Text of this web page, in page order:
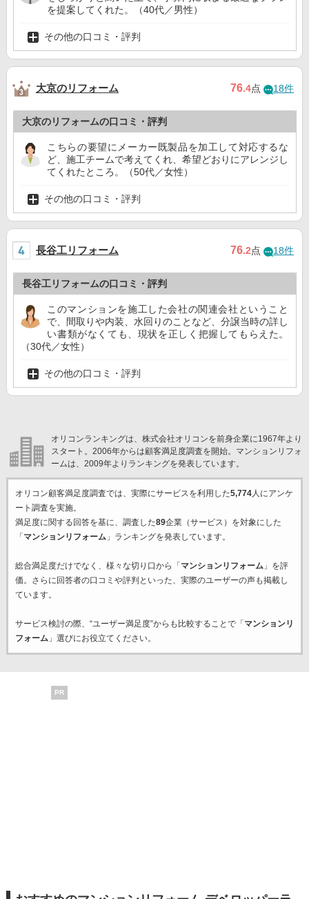
を提案してくれた。（40代／男性）
その他の口コミ・評判
大京のリフォーム 76.4点 18件
大京のリフォームの口コミ・評判
こちらの要望にメーカー既製品を加工して対応するな
ど、施工チームで考えてくれ、希望どおりにアレンジし
てくれたところ。（50代／女性）
その他の口コミ・評判
長谷工リフォーム 76.2点 18件
長谷工リフォームの口コミ・評判
このマンションを施工した会社の関連会社ということ
で、間取りや内装、水回りのことなど、分譲当時の詳し
い書類がなくても、現状を正しく把握してもらえた。
（30代／女性）
その他の口コミ・評判
オリコンランキングは、株式会社オリコンを前身企業に1967年より
スタート。2006年からは顧客満足度調査を開始。マンションリフォ
ームは、2009年よりランキングを発表しています。
オリコン顧客満足度調査では、実際にサービスを利用した5,774人にアンケ
ート調査を実施。
満足度に関する回答を基に、調査した89企業（サービス）を対象にした
「 マンションリフォーム」ランキングを発表しています。
総合満足度だけでなく、様々な切り口から「 マンションリフォーム」を評
価。さらに回答者の口コミや評判といった、実際のユーザーの声も掲載し
ています。
サービス検討の際、“ユーザー満足度”からも比較することで「 マンションリ
フォーム」選びにお役立てください。
PR